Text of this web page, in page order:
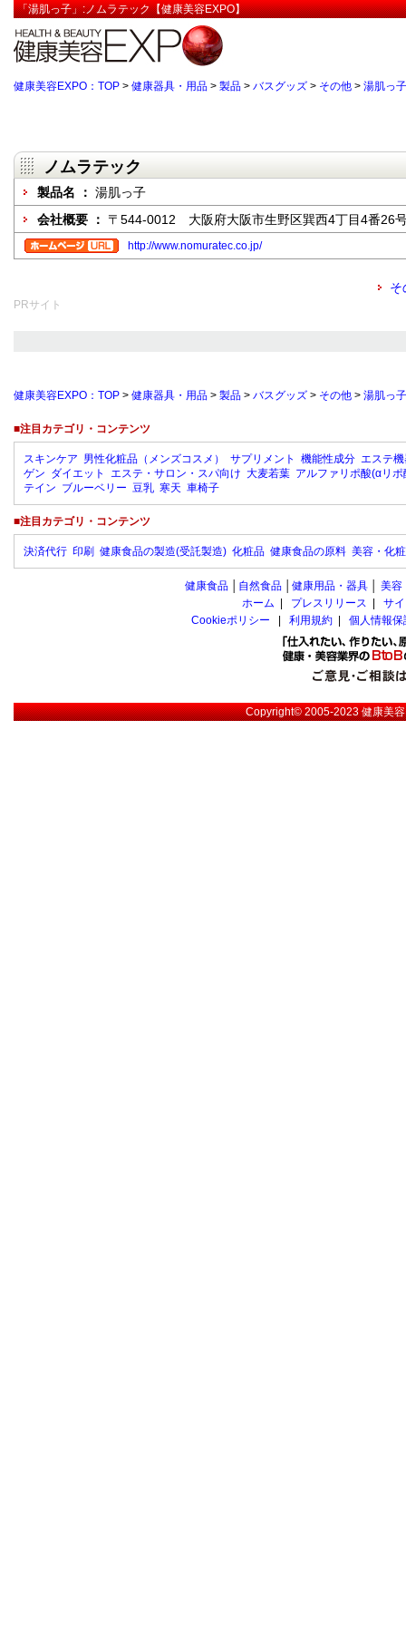
「湯肌っ子」:ノムラテック【健康美容EXPO】
健康美容EXPO：TOP > 健康器具・用品 > 製品 > バスグッズ > その他 > 湯肌っ子
ノムラテック
製品名 ： 湯肌っ子
会社概要 ： 〒544-0012 大阪府大阪市生野区巽西4丁目4番26
http://www.nomuratec.co.jp/
そ
PRサイト
健康美容EXPO：TOP > 健康器具・用品 > 製品 > バスグッズ > その他 > 湯肌っ子
■注目カテゴリ・コンテンツ
スキンケア 男性化粧品（メンズコスメ） サプリメント 機能性成分 エステ
ゲン ダイエット エステ・サロン・スパ向け 大麦若葉 アルファリポ酸(αリポ
テイン ブルーベリー 豆乳 寒天 車椅子
■注目カテゴリ・コンテンツ
決済代行 印刷 健康食品の製造(受託製造) 化粧品 健康食品の原料 美容・化
健康食品 自然食品 健康用品・器具 美容
ホーム
プレスリリース
サ
Cookieポリシー
利用規約 個人情報
Copyright© 2005-2023健康美